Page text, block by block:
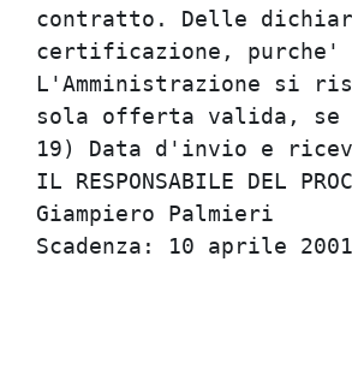
contratto. Delle
L'Amministrazione
sola offerta
19) Data d'invio e
IL